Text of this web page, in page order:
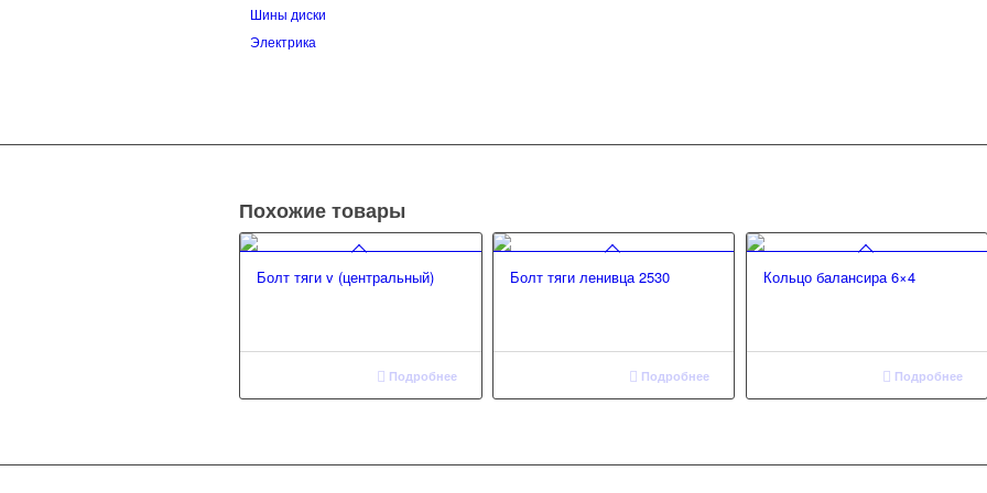
Шины диски
Электрика
Похожие товары
Болт тяги v (центральный)
Подробнее
Болт тяги ленивца 2530
Подробнее
Кольцо балансира 6×4
Подробнее